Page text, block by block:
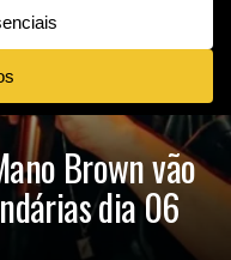
Brown vão
dia 06